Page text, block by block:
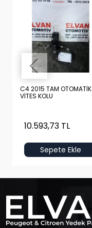
C4 2015 TAM OTOMATİK
VİTES KOLU
10.593,73 TL
Sepete Ekle